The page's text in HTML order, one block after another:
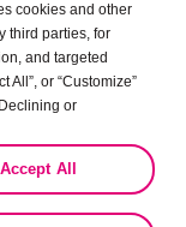
cookies and other
third parties, for
and targeted
All”, or “Customize”
or
data in other contexts
Accept All